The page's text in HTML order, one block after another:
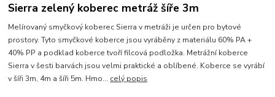
Sierra zelený koberec metráž šíře 3m
Melírovaný smyčkový koberec Sierra v metráži je určen pro bytové
prostory. Tyto smyčkové koberce jsou vyráběny z materiálu 60% PA +
40% PP a podklad koberce tvoří filcová podložka. Metrážní koberce
Sierra v šesti barvách jsou velmi praktické a oblíbené. Koberce se vyrábí
v šíři 3m, 4m a šíři 5m. Hmo... celý popis